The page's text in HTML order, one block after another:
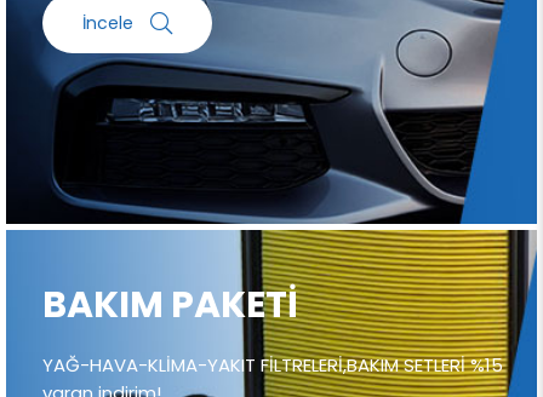
İncele
BAKIM PAKETİ
YAĞ-HAVA-KLİMA-YAKIT FİLTRELERİ,BAKIM SETLERİ %15